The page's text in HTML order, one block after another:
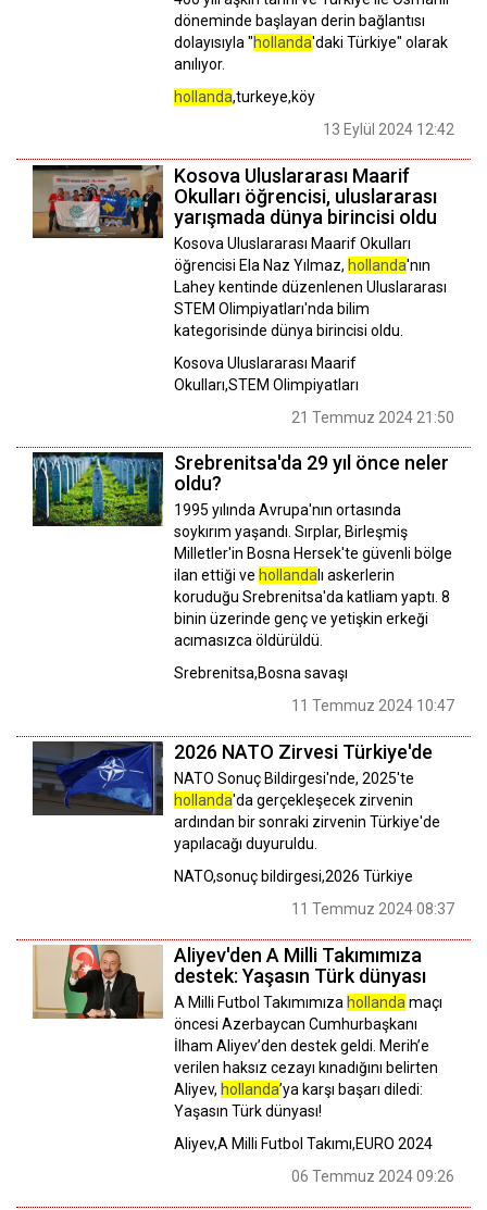
döneminde başlayan derin bağlantısı
dolayısıyla "hollanda'daki Türkiye" olarak
anılıyor.
hollanda,turkeye,köy
13 Eylül 2024 12:42
Kosova Uluslararası Maarif
Okulları öğrencisi, uluslararası
yarışmada dünya birincisi oldu
Kosova Uluslararası Maarif Okulları
öğrencisi Ela Naz Yılmaz, hollanda'nın
Lahey kentinde düzenlenen Uluslararası
STEM Olimpiyatları'nda bilim
kategorisinde dünya birincisi oldu.
Kosova Uluslararası Maarif
Okulları,STEM Olimpiyatları
21 Temmuz 2024 21:50
Srebrenitsa'da 29 yıl önce neler
oldu?
1995 yılında Avrupa'nın ortasında
soykırım yaşandı. Sırplar, Birleşmiş
Milletler'in Bosna Hersek'te güvenli bölge
ilan ettiği ve hollandalı askerlerin
koruduğu Srebrenitsa'da katliam yaptı. 8
binin üzerinde genç ve yetişkin erkeği
acımasızca öldürüldü.
Srebrenitsa,Bosna savaşı
11 Temmuz 2024 10:47
2026 NATO Zirvesi Türkiye'de
NATO Sonuç Bildirgesi'nde, 2025'te
hollanda'da gerçekleşecek zirvenin
ardından bir sonraki zirvenin Türkiye'de
yapılacağı duyuruldu.
NATO,sonuç bildirgesi,2026 Türkiye
11 Temmuz 2024 08:37
Aliyev'den A Milli Takımımıza
destek: Yaşasın Türk dünyası
A Milli Futbol Takımımıza hollandamaçı
öncesi Azerbaycan Cumhurbaşkanı
İlham Aliyev’den destek geldi. Merih’e
verilen haksız cezayı kınadığını belirten
Aliyev, hollanda’ya karşı başarı diledi:
Yaşasın Türk dünyası!
Aliyev,A Milli Futbol Takımı,EURO 2024
06 Temmuz 2024 09:26